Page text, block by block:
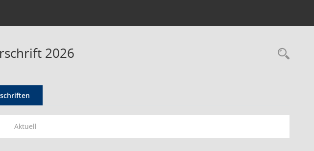
2026
Aktuell